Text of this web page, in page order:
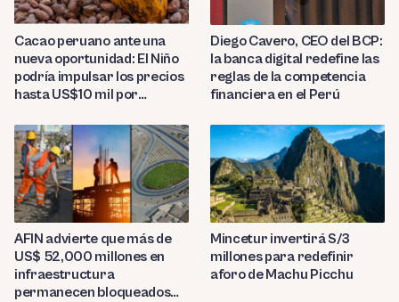
Cacao peruano ante una
nueva oportunidad: El Niño
podría impulsar los precios
hasta US$10 mil por
Diego Cavero, CEO del BCP:
la banca digital redefine las
reglas de la competencia
financiera en el Perú
AFIN advierte que más de
US$ 52,000 millones en
infraestructura
permanecen bloqueados
Mincetur invertirá S/3
millones para redefinir
aforo de Machu Picchu